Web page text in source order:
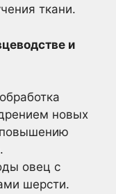
ткани.
и
новых
повышению
овец с
шерсти.